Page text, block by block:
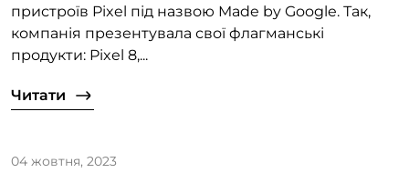
пристроїв Pixel під назвою Made by Google. Так,
компанія презентувала свої флагманські
продукти: Pixel 8,...
Читати
04 жовтня, 2023